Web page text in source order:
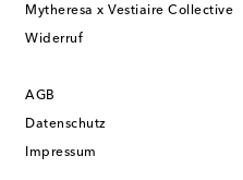
Mytheresa x Vestiaire Collective
Widerruf
AGB
Datenschutz
Impressum